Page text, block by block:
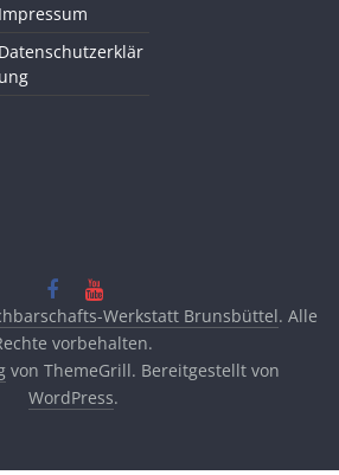
Impressum
Datenschutzerklär
ung
Werkstatt Brunsbüttel. Alle
vorbehalten.
von ThemeGrill. Bereitgestellt von
WordPress.